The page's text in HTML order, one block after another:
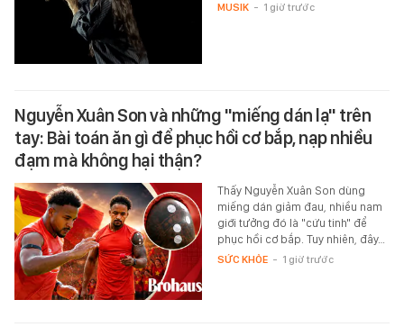
MUSIK - 1 giờ trước
Nguyễn Xuân Son và những "miếng dán lạ" trên
tay: Bài toán ăn gì để phục hồi cơ bắp, nạp nhiều
đạm mà không hại thận?
Thấy Nguyễn Xuân Son dùng
miếng dán giảm đau, nhiều nam
giới tưởng đó là "cứu tinh" để
phục hồi cơ bắp. Tuy nhiên, đây…
SỨC KHỎE - 1 giờ trước